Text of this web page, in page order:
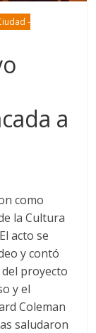
-
a
como
la Cultura
acto se
y contó
proyecto
y el
Coleman
saludaron